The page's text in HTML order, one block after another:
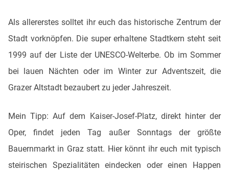
Als allererstes solltet ihr euch das historische Zentrum der
Stadt vorknöpfen. Die super erhaltene Stadtkern steht seit
1999 auf der Liste der UNESCO-Welterbe. Ob im Sommer
bei lauen Nächten oder im Winter zur Adventszeit, die
Grazer Altstadt bezaubert zu jeder Jahreszeit.
Mein Tipp: Auf dem Kaiser-Josef-Platz, direkt hinter der
Oper, findet jeden Tag außer Sonntags der größte
Bauernmarkt in Graz statt. Hier könnt ihr euch mit typisch
steirischen Spezialitäten eindecken oder einen Happen